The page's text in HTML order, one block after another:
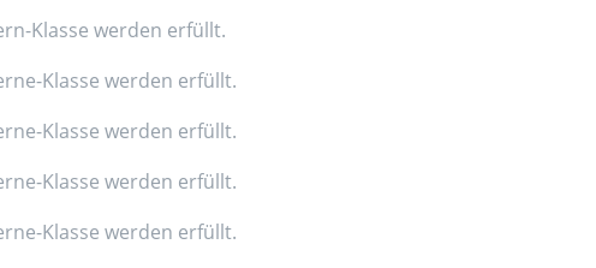
Klasse werden erfüllt.
Klasse werden erfüllt.
Klasse werden erfüllt.
Klasse werden erfüllt.
Klasse werden erfüllt.